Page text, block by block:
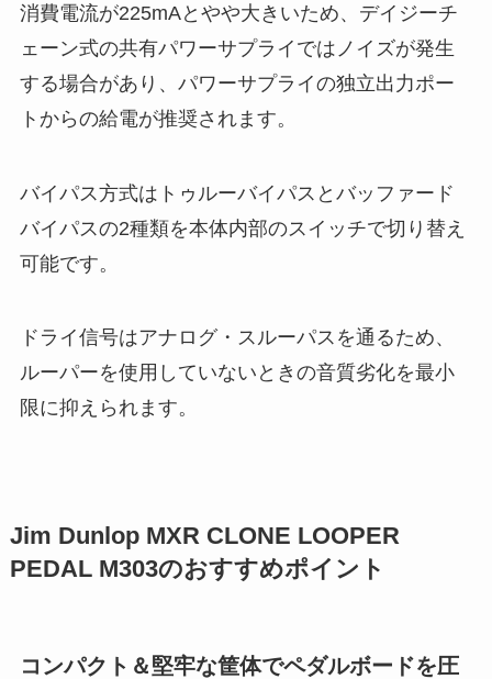
消費電流が225mAとやや大きいため、デイジーチ
ェーン式の共有パワーサプライではノイズが発生
する場合があり、パワーサプライの独立出力ポー
トからの給電が推奨されます。
バイパス方式はトゥルーバイパスとバッファード
バイパスの2種類を本体内部のスイッチで切り替え
可能です。
ドライ信号はアナログ・スルーパスを通るため、
ルーパーを使用していないときの音質劣化を最小
限に抑えられます。
Jim Dunlop MXR CLONE LOOPER
PEDAL M303のおすすめポイント
コンパクト＆堅牢な筐体でペダルボードを圧